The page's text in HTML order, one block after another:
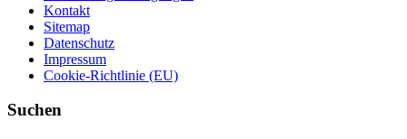
Kontakt
Sitemap
Datenschutz
Impressum
Cookie-Richtlinie (EU)
Suchen